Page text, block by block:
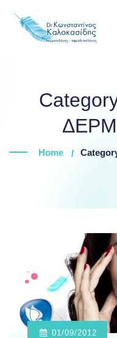
Home
01/09/2012